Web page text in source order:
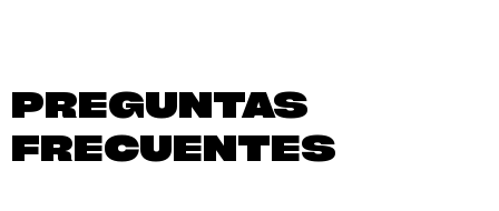
PREGUNTAS
FRECUENTES